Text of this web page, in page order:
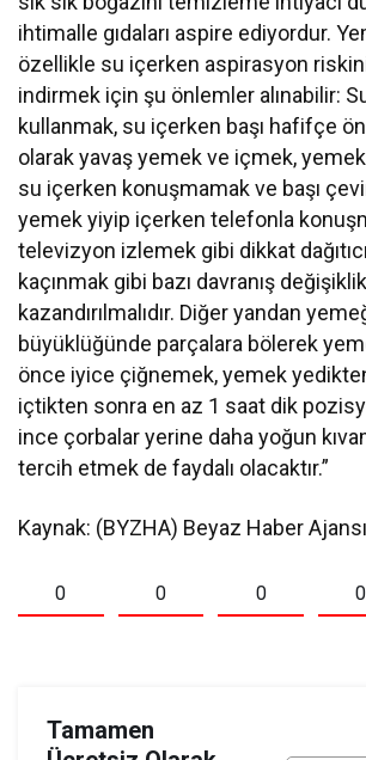
ihtimalle gıdaları aspire ediyordur.
özellikle su içerken aspirasyon
indirmek için şu önlemler alınabilir:
kullanmak, su içerken başı hafifçe
olarak yavaş yemek ve içmek,
su içerken konuşmamak ve başı
yemek yiyip içerken telefonla
televizyon izlemek gibi dikkat
kaçınmak gibi bazı davranış
kazandırılmalıdır. Diğer yandan
büyüklüğünde parçalara bölerek
önce iyice çiğnemek, yemek
içtikten sonra en az 1 saat dik
ince çorbalar yerine daha yoğun
tercih etmek de faydalı olacaktır.”
Kaynak: (BYZHA) Beyaz Haber Ajansı
0 0 0 0
Tamamen